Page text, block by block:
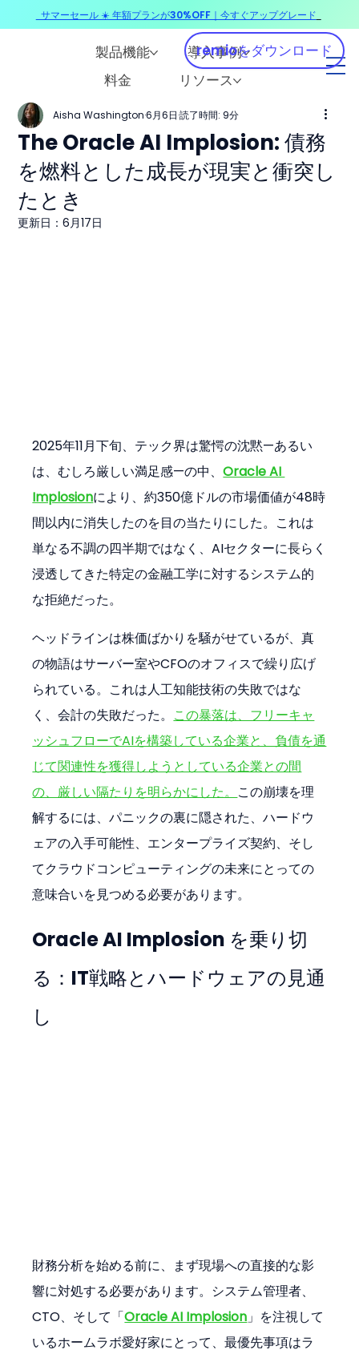
製品機能
導入事例
料金
リソース
remioをダウンロード
The Oracle AI Implosion: 債務
を燃料とした成長が現実と衝突し
たとき
Aisha Washington 6月6日 読了時間: 9分
更新日：6月17日
2025年11月下旬、テック界は驚愕の沈黙—あるい
は、むしろ厳しい満足感—の中、Oracle AI
Implosionにより、約350億ドルの市場価値が48時
間以内に消失したのを目の当たりにした。これは
単なる不調の四半期ではなく、AIセクターに長らく
浸透してきた特定の金融工学に対するシステム的
な拒絶だった。
ヘッドラインは株価ばかりを騒がせているが、真
の物語はサーバー室やCFOのオフィスで繰り広げ
られている。これは人工知能技術の失敗ではな
く、会計の失敗だった。 この暴落は、フリーキャ
ッシュフローでAIを構築している企業と、負債を通
じて関連性を獲得しようとしている企業との間
の、厳しい隔たりを明らかにした。 この崩壊を理
解するには、パニックの裏に隠された、ハードウ
ェアの入手可能性、エンタープライズ契約、そし
てクラウドコンピューティングの未来にとっての
意味合いを見つめる必要があります。
Oracle AI Implosion を乗り切
る：IT戦略とハードウェアの見通
し
財務分析を始める前に、まず現場への直接的な影
響に対処する必要があります。システム管理者、
CTO、そして「Oracle AI Implosion」を注視して
いるホームラボ愛好家にとって、最優先事項はラ
サマーセール ☀️ 年額プランが30%OFF｜今すぐアップグレード